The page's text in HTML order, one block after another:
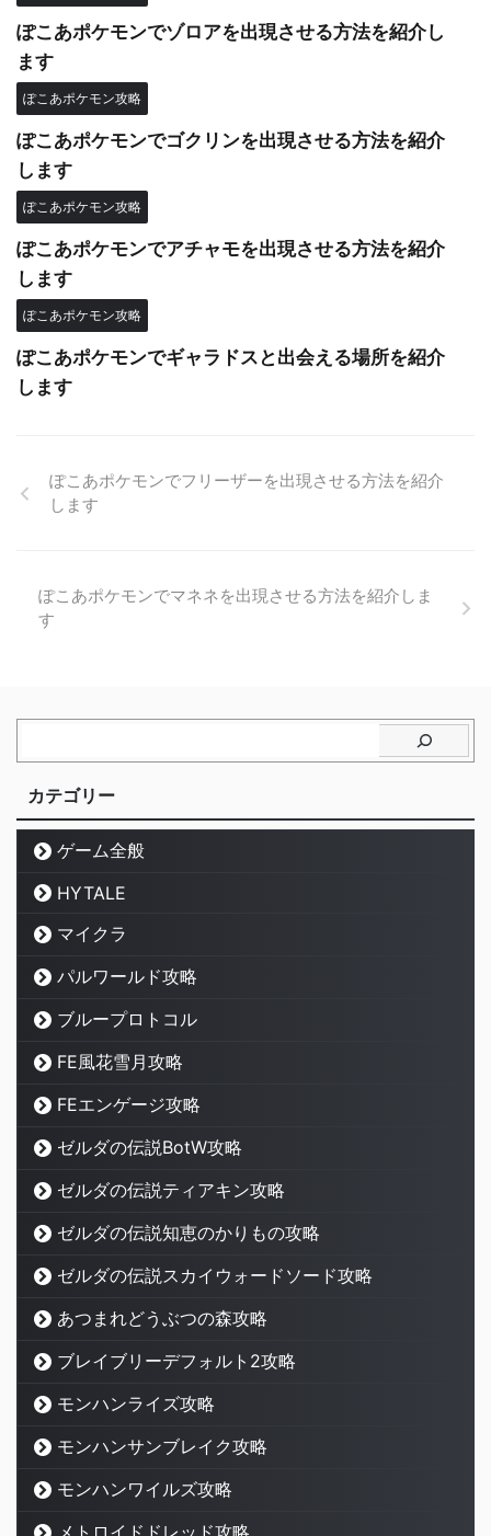
ぽこあポケモンでゾロアを出現させる方法を紹介し
ます
ぽこあポケモン攻略
ぽこあポケモンでゴクリンを出現させる方法を紹介
します
ぽこあポケモン攻略
ぽこあポケモンでアチャモを出現させる方法を紹介
します
ぽこあポケモン攻略
ぽこあポケモンでギャラドスと出会える場所を紹介
します
ぽこあポケモンでフリーザーを出現させる方法を紹介
します
ぽこあポケモンでマネネを出現させる方法を紹介しま
す
カテゴリー
ゲーム全般
HYTALE
マイクラ
パルワールド攻略
ブループロトコル
FE風花雪月攻略
FEエンゲージ攻略
ゼルダの伝説BotW攻略
ゼルダの伝説ティアキン攻略
ゼルダの伝説知恵のかりもの攻略
ゼルダの伝説スカイウォードソード攻略
あつまれどうぶつの森攻略
ブレイブリーデフォルト2攻略
モンハンライズ攻略
モンハンサンブレイク攻略
モンハンワイルズ攻略